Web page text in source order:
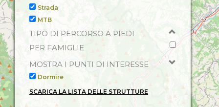
Impianto Centralizzato, Cassaforte, Ascensore, Impianti
Termali, Bar, TV, Ristorante, Aria condizionata, Parco e
Giardino, Propria piscina scoperta, Servizio Congressi,
Insonorizzazione,
Strada
MTB
TIPO DI PERCORSO A PIEDI
PER FAMIGLIE
MOSTRA I PUNTI DI INTERESSE
Dormire
SCARICA LA LISTA DELLE STRUTTURE